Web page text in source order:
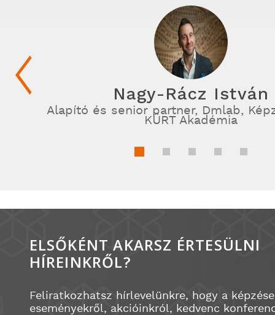
Nagy-Rácz István
Alapító és senior partner, Dmlab,
KÜRT Akadémia
ELSŐKÉNT AKARSZ ÉRTESÜLNI
HÍREINKRŐL?
Feliratkozhatsz hírlevelünkre, hogy a
eseményekről, akcióinkról, kedvenc